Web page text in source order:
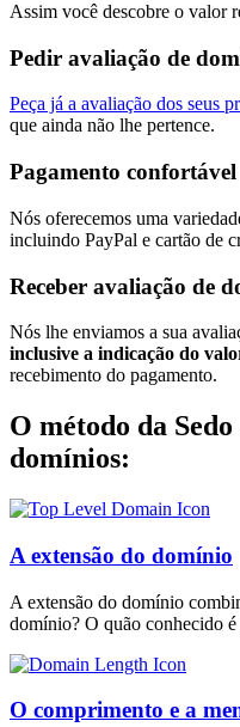
Assim você descobre o valor
Pedir avaliação de
Peça já a avaliação dos seus
que ainda não lhe pertence.
Pagamento confortável
Nós oferecemos uma
incluindo PayPal e cartão de
Receber avaliação de
Nós lhe enviamos a sua
inclusive a indicação do
recebimento do pagamento.
O método da
domínios:
A extensão do domínio
A extensão do domínio
domínio? O quão conhecido
O comprimento e a